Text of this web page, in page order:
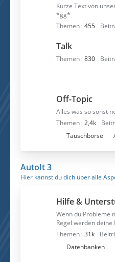
Kurze Text von
*gg*
Themen 455
Talk
Themen 830
Off-Topic
Alles was so sonst
Themen 2,4k
r
o
r
e
n
Tauschbörse
AutoIt 3
Hier kannst du dich über alle
Hilfe &
Wenn du Probleme
Regel werden
Themen 31k
Datenbanken